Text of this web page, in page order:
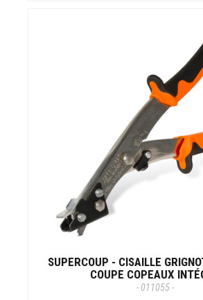
SUPERCOUP - CISAILLE
COUPE COPEAUX
- 011055 -